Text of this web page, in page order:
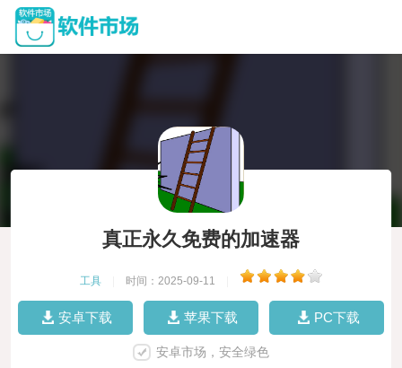
真正永久免费的加速器
工具 时间：2025-09-11
安卓下载 苹果下载 PC下载
安卓市场，安全绿色